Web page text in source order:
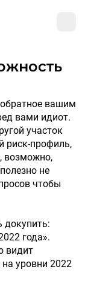
вами идиот.
участок
риск-профиль,
возможно,
не
чтобы
докупить:
года».
видит
уровни 2022